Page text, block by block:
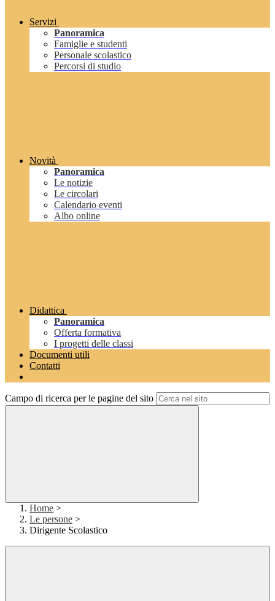
Servizi
Panoramica
Famiglie e studenti
Personale scolastico
Percorsi di studio
Novità
Panoramica
Le notizie
Le circolari
Calendario eventi
Albo online
Didattica
Panoramica
Offerta formativa
I progetti delle classi
Documenti utili
Contatti
Campo di ricerca per le pagine del sito
Home >
Le persone >
Dirigente Scolastico